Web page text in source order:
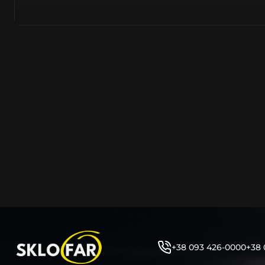
тому не слід дивуватися, що до 90% запчастин до
Цілком зрозуміло, що далеко не завжди потрібна повна
як це часто пропонують автосервіси та автодилери.
+38 093 426-0000+38